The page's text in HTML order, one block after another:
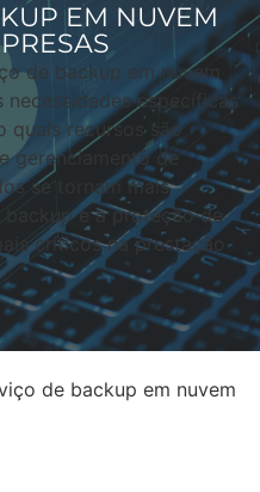
EM NUVEM
de backup em nuvem
necessidades específicas
quais recursos são
gerenciamento de
se tornam mais
backup e a proteção de
críticos na prestação
de backup em nuvem